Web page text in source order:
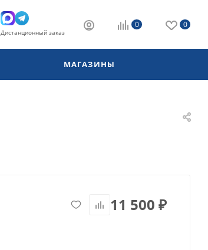
Дистанционный заказ
0 0
МАГАЗИНЫ
11 500 ₽